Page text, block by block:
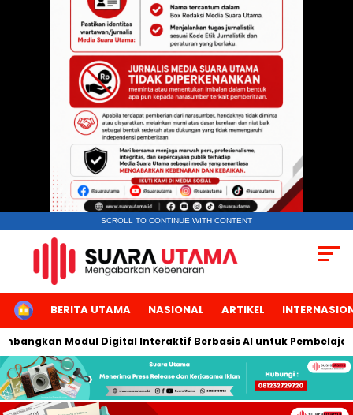
SCROLL TO CONTINUE WITH CONTENT
HOMEBERITA UTAMA NASIONAL ARTIKEL
Modul Digital Interaktif Berbasis AI untuk Pembelajaran